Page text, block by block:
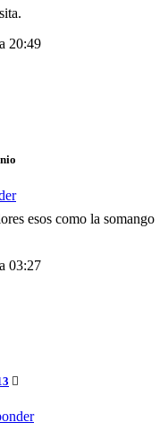
20:49
esos como la somango
03:27